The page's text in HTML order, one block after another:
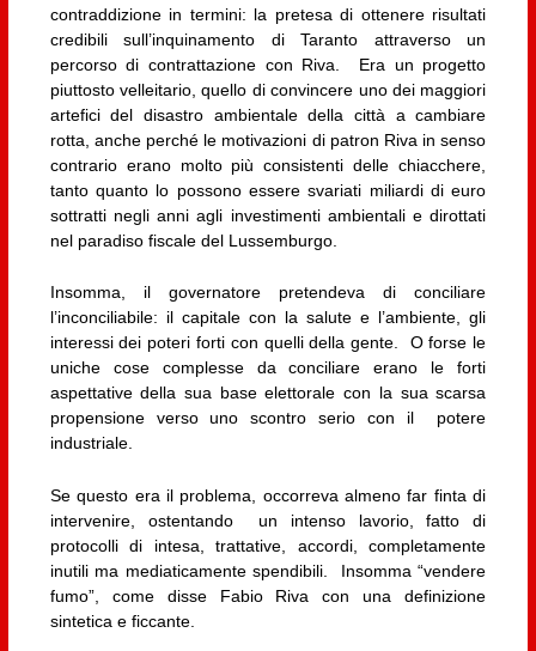
contraddizione in termini: la pretesa di ottenere risultati
credibili sull’inquinamento di Taranto attraverso un
percorso di contrattazione con Riva. Era un progetto
piuttosto velleitario, quello di convincere uno dei maggiori
artefici del disastro ambientale della città a cambiare
rotta, anche perché le motivazioni di patron Riva in senso
contrario erano molto più consistenti delle chiacchere,
tanto quanto lo possono essere svariati miliardi di euro
sottratti negli anni agli investimenti ambientali e dirottati
nel paradiso fiscale del Lussemburgo.
Insomma, il governatore pretendeva di conciliare
l’inconciliabile: il capitale con la salute e l’ambiente, gli
interessi dei poteri forti con quelli della gente. O forse le
uniche cose complesse da conciliare erano le forti
aspettative della sua base elettorale con la sua scarsa
propensione verso uno scontro serio con il potere
industriale.
Se questo era il problema, occorreva almeno far finta di
intervenire, ostentando un intenso lavorio, fatto di
protocolli di intesa, trattative, accordi, completamente
inutili ma mediaticamente spendibili. Insomma “vendere
fumo”, come disse Fabio Riva con una definizione
sintetica e ficcante.